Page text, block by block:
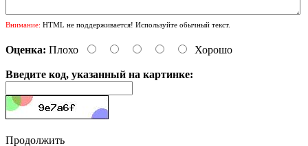
Внимание: HTML не поддерживается! Используйте обычный текст.
Оценка: Плохо Хорошо
Введите код, указанный на картинке:
Продолжить